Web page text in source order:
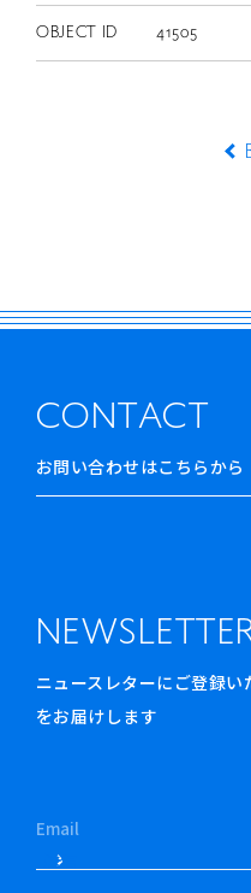
OBJECT ID 41505
CONTACT
お問い合わせはこちらから
ニュースレターにご登録
をお届けします